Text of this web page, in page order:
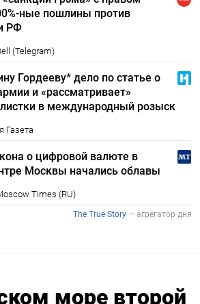
море второй